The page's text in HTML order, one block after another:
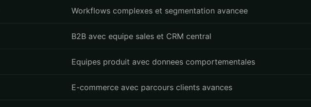
Workflows complexes et segmentation avancee
B2B avec equipe sales et CRM central
Equipes produit avec donnees comportementales
E-commerce avec parcours clients avances